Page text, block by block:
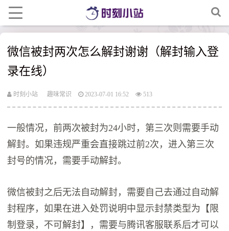
微信被封两次怎么解封谢谢（解封输入登
录在线）
时刻小站 趣味常识 2023-07-01 16:52 513
一般情况，前两次被封为24小时，第三次则需要手动
解封。如果违规严重会直接跳过前2次，进入第三次
封号的情况，需要手动解封。
微信被封之后无法自动解封，需要自己去通过自动解
封程序，如果在进入处罚说明中显示封禁类型为【限
制登录，不可解封】，需要与腾讯客服联系后才可以